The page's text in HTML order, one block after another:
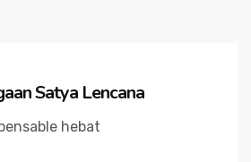
Satya Lencana
hebat